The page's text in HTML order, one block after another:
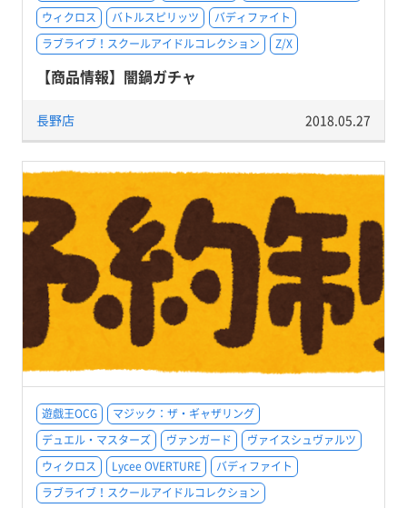
ウィクロス
バトルスピリッツ
バディファイト
ラブライブ！スクールアイドルコレクション
Z/X
【商品情報】闇鍋ガチャ
長野店 2018.05.27
遊戯王OCG
マジック：ザ・ギャザリング
デュエル・マスターズ
ヴァンガード
ヴァイスシュヴァルツ
ウィクロス
Lycee OVERTURE
バディファイト
ラブライブ！スクールアイドルコレクション